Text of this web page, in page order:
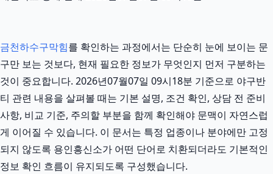
금천하수구막힘를 확인하는 과정에서는 단순히 눈에 보이는 문
구만 보는 것보다, 현재 필요한 정보가 무엇인지 먼저 구분하는
것이 중요합니다. 2026년07월07일 09시18분 기준으로 야구반
티 관련 내용을 살펴볼 때는 기본 설명, 조건 확인, 상담 전 준비
사항, 비교 기준, 주의할 부분을 함께 확인해야 문맥이 자연스럽
게 이어질 수 있습니다. 이 문서는 특정 업종이나 분야에만 고정
되지 않도록 용인흥신소가 어떤 단어로 치환되더라도 기본적인
정보 확인 흐름이 유지되도록 구성했습니다.